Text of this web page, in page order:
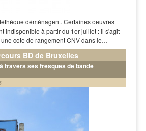
déménagent. Certaines oeuvres
indisponible à partir du 1er juillet : il s'agit
cote de rangement CNV dans le…
BD de Bruxelles
travers ses fresques de bande